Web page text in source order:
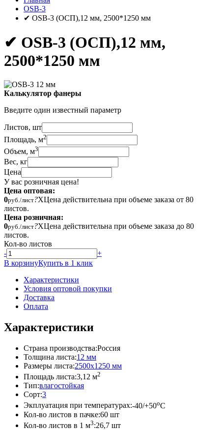
OSB-3
✔ OSB-3 (ОСП),12 мм, 2500*1250 мм
✔ OSB-3 (ОСП),12 мм,
2500*1250 мм
Калькулятор фанеры
Введите один известный параметр
Листов, шт
Площадь, м2
Объем, м3
Вес, кг
Цена
У вас розничная цена!
Цена оптовая:
0руб./лист?XЦена действительна при объеме заказа от 80
листов.
Цена розничная:
0руб./лист?XЦена действительна при объеме заказа до 80
листов.
Кол-во листов
-
+
В корзинуКупить в 1 клик
Характеристики
Условия оптовой покупки
Доставка
Оплата
Характеристики
Страна производства:Россия
Толщина листа:12 мм
Размеры листа:2500x1250 мм
Площадь листа:3,12 м2
Тип:влагостойкая
Сорт:3
Экплуатация при температурах:-40/+50oC
Кол-во листов в пачке:60 шт
Кол-во листов в 1 м3:26,7 шт